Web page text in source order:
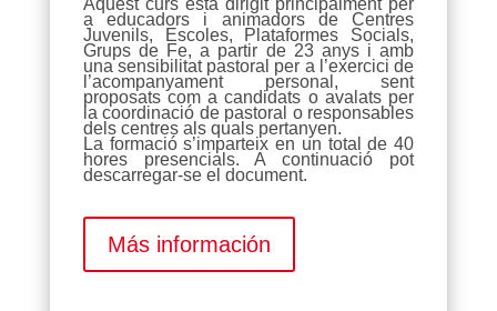
a educadors i animadors de Centres
Juvenils, Escoles, Plataformes Socials,
Grups de Fe, a partir de 23 anys i amb
una sensibilitat pastoral per a l’exercici de
l’acompanyament personal, sent
proposats com a candidats o avalats per
la coordinació de pastoral o responsables
dels centres als quals pertanyen.
La formació s’imparteix en un total de 40
hores presencials. A continuació pot
descarregar-se el document.
Más información